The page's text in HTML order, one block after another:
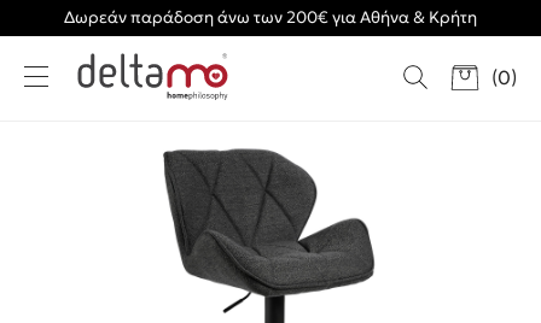
Δωρεάν παράδοση άνω των 200€ για Αθήνα & Κρήτη
(0)